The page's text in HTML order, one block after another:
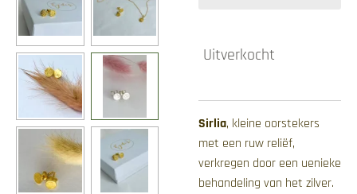
Uitverkocht
Sirlia, kleine oorstekers
met een ruw reliëf,
verkregen door een uenieke
behandeling van het zilver.